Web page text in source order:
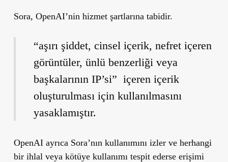
Sora, OpenAI’nin hizmet şartlarına tabidir.
“aşırı şiddet, cinsel içerik, nefret içeren
görüntüler, ünlü benzerliği veya
başkalarının IP’si” içeren içerik
oluşturulması için kullanılmasını
yasaklamıştır.
OpenAI ayrıca Sora’nın kullanımını izler ve herhangi
bir ihlal veya kötüye kullanımı tespit ederse erişimi